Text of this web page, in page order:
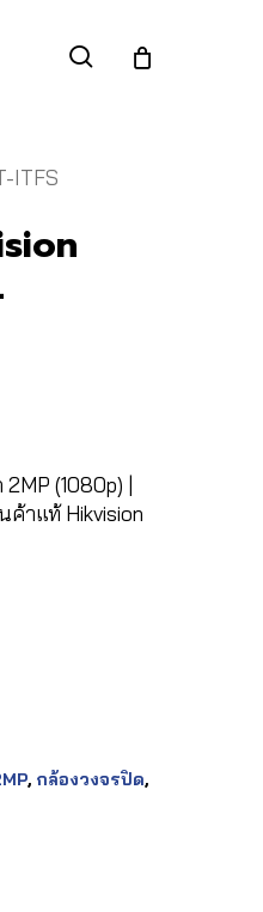
search
ITFS
(1080p) |
ค้าแท้ Hikvision
, กล้องวงจรปิด,